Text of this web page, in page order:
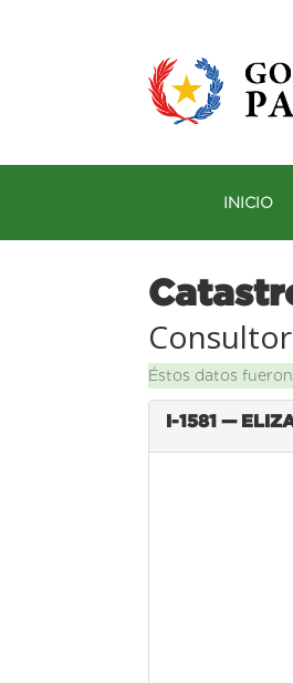
INICIO
Éstos datos
I-1581 —